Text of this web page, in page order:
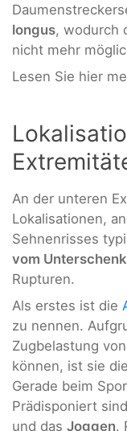
longus, wodurch
nicht mehr
Lesen Sie hier
An der unteren
Lokalisationen,
Sehnenrisses
vom
Rupturen.
Als erstes ist die
zu nennen.
Zugbelastung
können, ist sie
Gerade beim
Prädisponiert
und das Joggen.